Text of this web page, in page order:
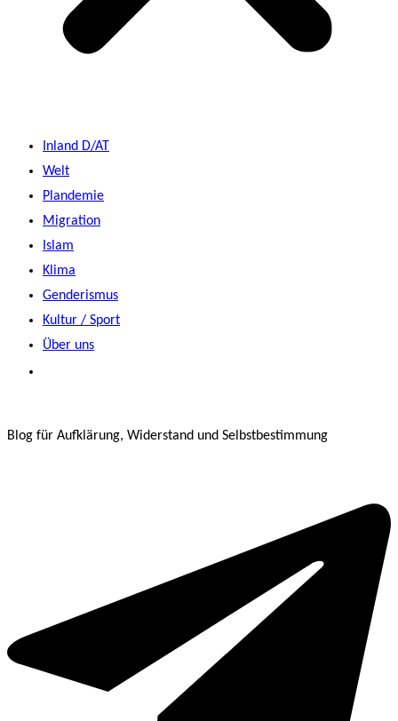
Inland D/AT
Welt
Plandemie
Migration
Islam
Klima
Genderismus
Kultur / Sport
Über uns
Blog für Aufklärung, Widerstand und Selbstbestimmung